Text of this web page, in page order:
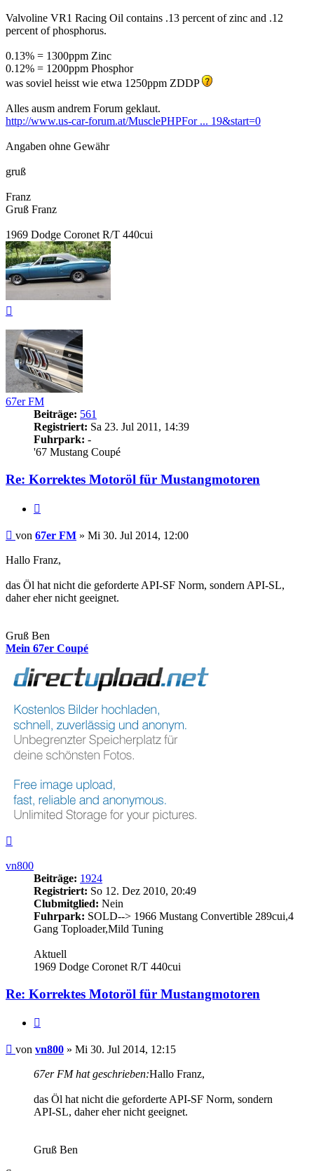
Valvoline VR1 Racing Oil contains .13 percent of zinc and .12
percent of phosphorus.
0.13% = 1300ppm Zinc
0.12% = 1200ppm Phosphor
was soviel heisst wie etwa 1250ppm ZDDP
Alles ausm andrem Forum geklaut.
http://www.us-car-forum.at/MusclePHPFor ... 19&start=0
Angaben ohne Gewähr
gruß
Franz
Gruß Franz
1969 Dodge Coronet R/T 440cui
67er FM
Beiträge: 561
Registriert: Sa 23. Jul 2011, 14:39
Fuhrpark: -
'67 Mustang Coupé
Re: Korrektes Motoröl für Mustangmotoren
Beitrag
von 67er FM » Mi 30. Jul 2014, 12:00
Hallo Franz,
das Öl hat nicht die geforderte API-SF Norm, sondern API-SL,
daher eher nicht geeignet.
Gruß Ben
Mein 67er Coupé
vn800
Beiträge: 1924
Registriert: So 12. Dez 2010, 20:49
Clubmitglied: Nein
Fuhrpark: SOLD--> 1966 Mustang Convertible 289cui,4
Gang Toploader,Mild Tuning
Aktuell
1969 Dodge Coronet R/T 440cui
Re: Korrektes Motoröl für Mustangmotoren
Beitrag
von vn800 » Mi 30. Jul 2014, 12:15
67er FM hat geschrieben:Hallo Franz,
das Öl hat nicht die geforderte API-SF Norm, sondern
API-SL, daher eher nicht geeignet.
Gruß Ben